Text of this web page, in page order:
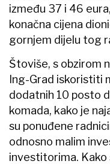
između 37 i 46
konačna cijena
gornjem dijelu tog
Štoviše, s obzirom
Ing-Grad iskoristiti
dodatnih 10 posto
komada, kako je
su ponuđene
odnosno malim
investitorima. Kako